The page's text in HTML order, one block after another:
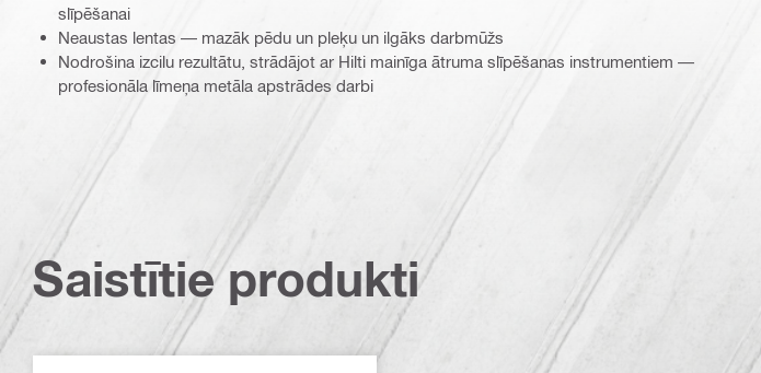
slīpēšanai
Neaustas lentas — mazāk pēdu un pleķu un ilgāks darbmūžs
Nodrošina izcilu rezultātu, strādājot ar Hilti mainīga ātruma slīpēšanas instrumentiem —
profesionāla līmeņa metāla apstrādes darbi
Saistītie produkti